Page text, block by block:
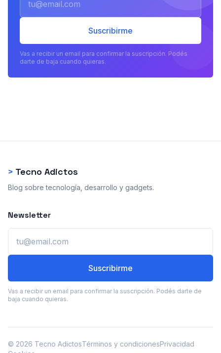
Suscribirme
Vas a recibir un email para confirmar la suscripción. Podés
darte de baja cuando quieras.
> Tecno Adictos
Blog sobre tecnología, desarrollo y gadgets.
Newsletter
Suscribirme
Vas a recibir un email para confirmar la suscripción. Podés darte de
baja cuando quieras.
© 2026 Tecno AdictosTérminos y condicionesPrivacidad